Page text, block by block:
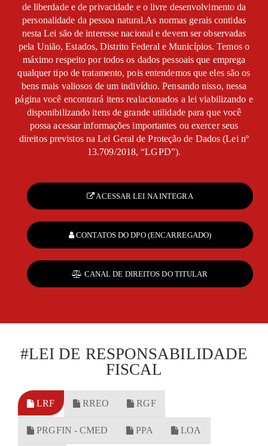
de liberdade e de privacidade e o livre desenvolvimento da
personalidade da pessoa natural.As normas gerais contidas
nesta Lei são de interesse nacional e devem ser observadas
pela União, Estados, Distrito Federal e Municípios. Temos o
máximo respeito por todos os dados pessoais que emprega
qualquer tipo de tratamento, pois entendemos que eles são os
bens mais valiosos de um indivíduo. Pensando nisso, nessa
página você encontrará itens realacionados a lei viabilizando e
disponibilizando itens de grande utilidade para que você
possa acessar informações importantes ou exercer seus
direitos previstos na Lei Geral de Proteção de Dados (Lei nº
13.709/2018, “LGPD”).
ACESSAR LEI NA INTEGRA
CONTATOS DO DPO (ENCARREGADO)
CANAL DE DIREITOS DO TITULAR
#LEI DE RESPONSABILIDADE
FISCAL
LRF RREO RGF
PRGFIN - CMED PPA LOA